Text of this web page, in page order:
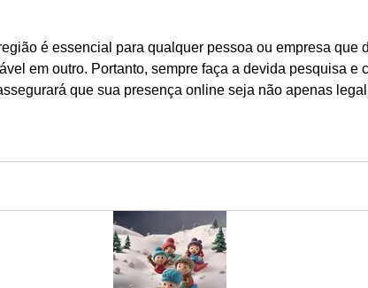
é essencial para qualquer pessoa ou empresa
em outro. Portanto, sempre faça a devida pesquisa
que sua presença online seja não apenas